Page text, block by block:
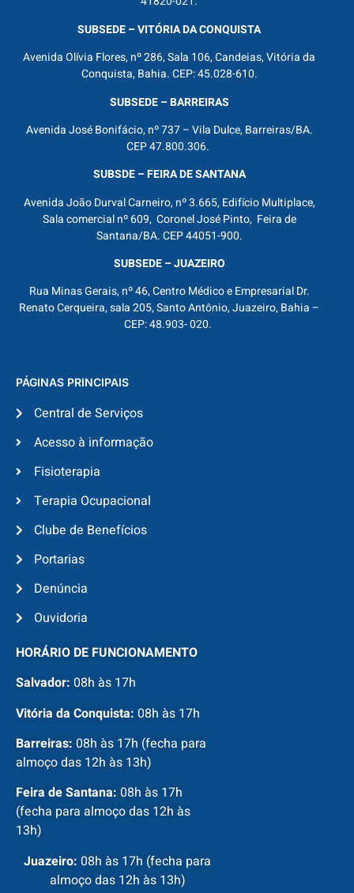
SUBSEDE – VITÓRIA DA CONQUISTA
Avenida Olívia Flores, nº 286, Sala 106, Candeias, Vitória da
Conquista, Bahia. CEP: 45.028-610.
SUBSEDE – BARREIRAS
Avenida José Bonifácio, nº 737 – Vila Dulce, Barreiras/BA.
CEP 47.800.306.
SUBSDE – FEIRA DE SANTANA
Avenida João Durval Carneiro, nº 3.665, Edifício Multiplace,
Sala comercial nº 609, Coronel José Pinto, Feira de
Santana/BA. CEP 44051-900.
SUBSEDE – JUAZEIRO
Rua Minas Gerais, nº 46, Centro Médico e Empresarial Dr.
Renato Cerqueira, sala 205, Santo Antônio, Juazeiro, Bahia –
CEP: 48.903- 020.
PÁGINAS PRINCIPAIS
Central de Serviços
Acesso à informação
Fisioterapia
Terapia Ocupacional
Clube de Benefícios
Portarias
Denúncia
Ouvidoria
HORÁRIO DE FUNCIONAMENTO
Salvador: 08h às 17h
Vitória da Conquista: 08h às 17h
Barreiras: 08h às 17h (fecha para
almoço das 12h às 13h)
Feira de Santana: 08h às 17h
(fecha para almoço das 12h às
13h)
Juazeiro: 08h às 17h (fecha para
almoço das 12h às 13h)